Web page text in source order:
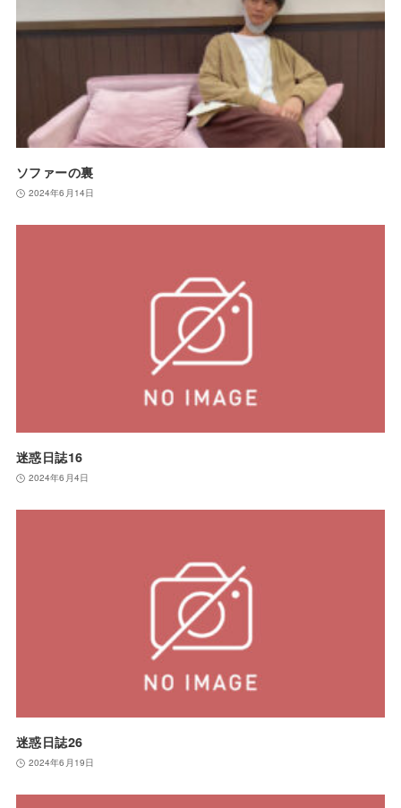
ソファーの裏
2024年6月14日
迷惑日誌16
2024年6月4日
迷惑日誌26
2024年6月19日